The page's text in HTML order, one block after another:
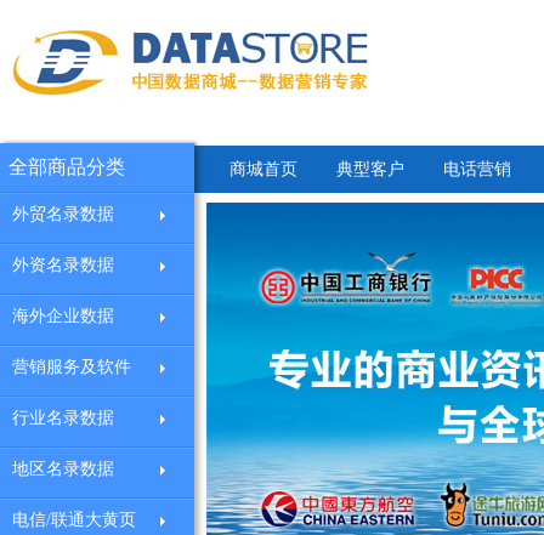
商城首页 典型客户 电话营销
全部商品分类
外贸名录数据
外资名录数据
海外企业数据
营销服务及软件
行业名录数据
地区名录数据
电信/联通大黄页